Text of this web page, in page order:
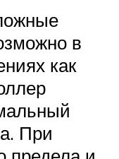
в
как
При